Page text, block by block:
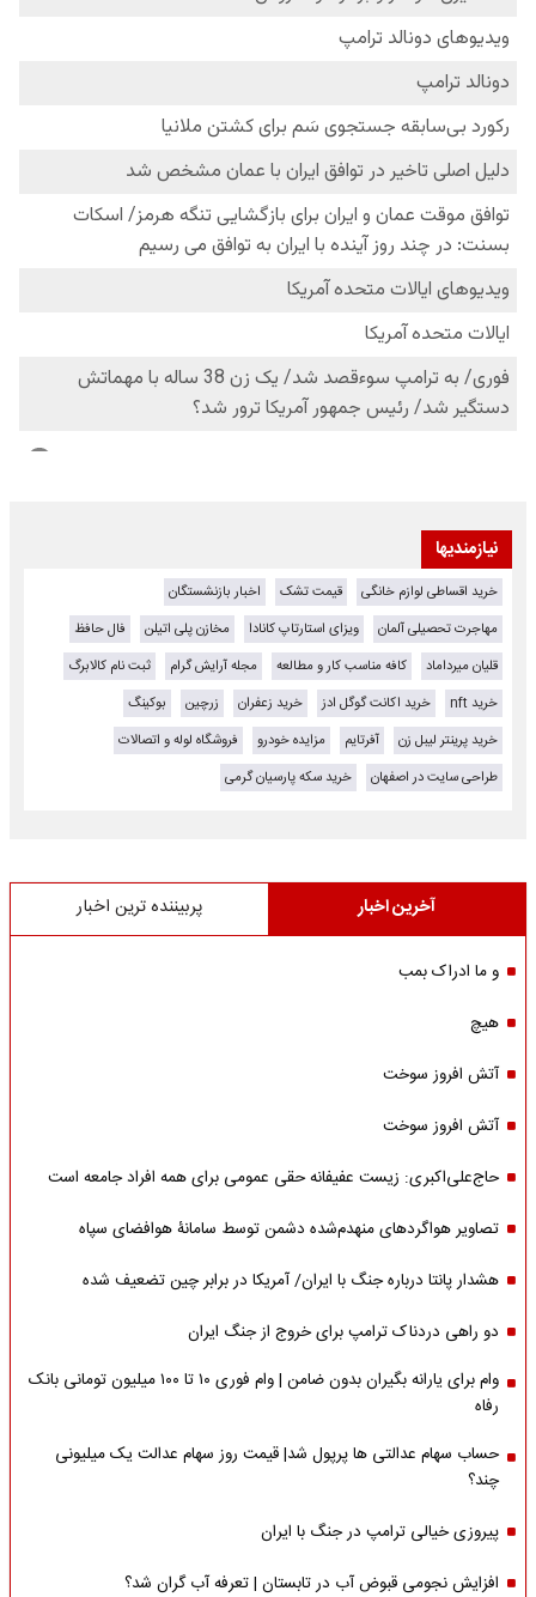
نیازمندیها
خرید اقساطی لوازم خانگی قیمت تشک
اخبار بازنشستگان
مهاجرت تحصیلی آلمان
ویزای استارتاپ کانادا مخازن پلی اتیلن
فال حافظ
قلیان میرداماد
کافه مناسب کار و مطالعه مجله آرایش گرام
ثبت نام کالابرگ
خرید nft
خرید اکانت گوگل ادز خرید زعفران زرچین
بوکینگ
خرید پرینتر لیبل زن
آفرتایم مزایده خودرو
فروشگاه لوله و اتصالات
طراحی سایت در اصفهان
خرید سکه پارسیان گرمی
آخرین اخبار پربیننده ترین اخبار
و ما ادراک بمب
هیچ
آتش افروز سوخت
آتش افروز سوخت
حاج‌علی‌اکبری: زیست عفیفانه حقی عمومی برای همه افراد جامعه است
تصاویر هواگردهای منهدم‌شده دشمن توسط سامانۀ هوافضای سپاه
هشدار پانتا درباره جنگ با ایران/ آمریکا در برابر چین تضعیف شده
دو راهی دردناک ترامپ برای خروج از جنگ ایران
وام برای یارانه بگیران بدون ضامن | وام فوری ۱۰ تا ۱۰۰ میلیون تومانی بانک
رفاه
حساب سهام عدالتی ها پرپول شد| قیمت روز سهام عدالت یک میلیونی
چند؟
پیروزی خیالی ترامپ در جنگ با ایران
افزایش نجومی قبوض آب در تابستان | تعرفه آب گران شد؟